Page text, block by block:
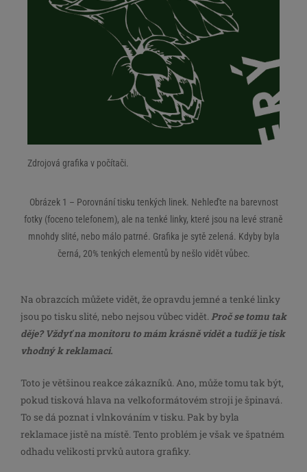
Zdrojová grafika v počítači.
Obrázek 1 – Porovnání tisku tenkých linek. Nehleďte na barevnost
fotky (foceno telefonem), ale na tenké linky, které jsou na levé straně
mnohdy slité, nebo málo patrné. Grafika je sytě zelená. Kdyby byla
černá, 20% tenkých elementů by nešlo vidět vůbec.
Na obrazcích můžete vidět, že opravdu jemné a tenké linky
jsou po tisku slité, nebo nejsou vůbec vidět. Proč se tomu tak
děje? Vždyť na monitoru to mám krásně vidět a tudíž je tisk
vhodný k reklamaci.
Toto je většinou reakce zákazníků. Ano, může tomu tak být,
pokud tisková hlava na velkoformátovém stroji je špinavá.
To se dá poznat i vlnkováním v tisku. Pak by byla
reklamace jistě na místě. Tento problém je však ve špatném
odhadu velikosti prvků autora grafiky.